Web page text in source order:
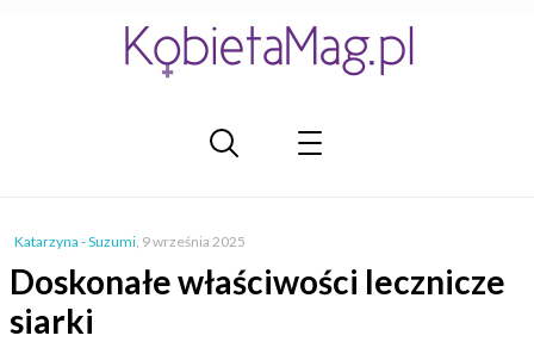
Katarzyna - Suzumi, 9 września 2025
Doskonałe właściwości lecznicze
siarki